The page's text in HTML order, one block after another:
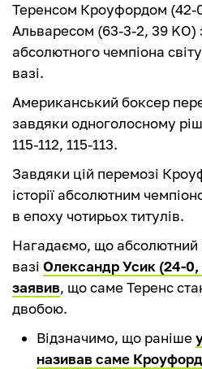
Теренсом Кроуфордом (42-
Альваресом (63-3-2, 39 KO)
абсолютного чемпіона
вазі.
Американський боксер
завдяки одноголосному
115-112, 115-113.
Завдяки цій перемозі
історії абсолютним
в епоху чотирьох титулів.
Нагадаємо, що абсолютний
вазі Олександр Усик (24-
заявив, що саме Теренс
двобою.
Відзначимо, що раніше
називав саме